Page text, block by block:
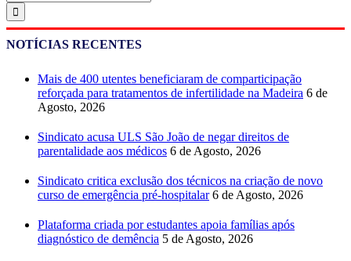
NOTÍCIAS RECENTES
Mais de 400 utentes beneficiaram de comparticipação
reforçada para tratamentos de infertilidade na Madeira 6 de
Agosto, 2026
Sindicato acusa ULS São João de negar direitos de
parentalidade aos médicos 6 de Agosto, 2026
Sindicato critica exclusão dos técnicos na criação de novo
curso de emergência pré-hospitalar 6 de Agosto, 2026
Plataforma criada por estudantes apoia famílias após
diagnóstico de demência 5 de Agosto, 2026